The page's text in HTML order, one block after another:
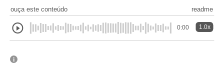
ouça este conteúdo readme
0:00 1.0x
i